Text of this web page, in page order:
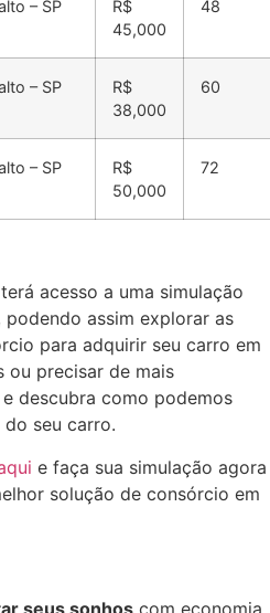
– SP
R$
45,000
48
– SP
R$
38,000
60
– SP
R$
50,000
72
acesso a uma simulação
assim explorar as
para adquirir seu carro em
ou precisar de mais
e descubra como podemos
seu carro.
e faça sua simulação agora
solução de consórcio em
seus sonhos com economia